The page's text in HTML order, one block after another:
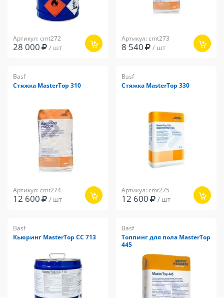
Артикул: cmt272
28 000 / шт
Артикул: cmt273
8 540 / шт
Basf
Стяжка MasterTop 310
Артикул: cmt274
12 600 / шт
Basf
Стяжка MasterTop 330
Артикул: cmt275
12 600 / шт
Basf
Кьюринг MasterTop CC 713
Basf
Топпинг для пола MasterTop
445